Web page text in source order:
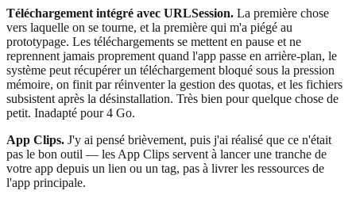
Téléchargement intégré avec URLSession. La première chose
vers laquelle on se tourne, et la première qui m'a piégé au
prototypage. Les téléchargements se mettent en pause et ne
reprennent jamais proprement quand l'app passe en arrière-plan, le
système peut récupérer un téléchargement bloqué sous la pression
mémoire, on finit par réinventer la gestion des quotas, et les fichiers
subsistent après la désinstallation. Très bien pour quelque chose de
petit. Inadapté pour 4 Go.
App Clips. J'y ai pensé brièvement, puis j'ai réalisé que ce n'était
pas le bon outil — les App Clips servent à lancer une tranche de
votre app depuis un lien ou un tag, pas à livrer les ressources de
l'app principale.